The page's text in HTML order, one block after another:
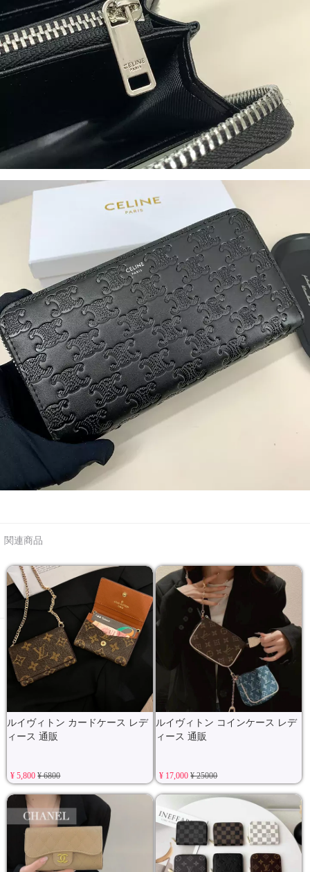
関連商品
ルイヴィトン カードケース レデ
ィース 通販
¥ 5,800¥ 6800
ルイヴィトン コインケース レデ
ィース 通販
¥ 17,000¥ 25000